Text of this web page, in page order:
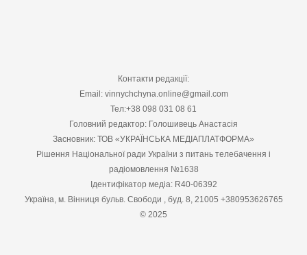
Контакти редакції:
Email: vinnychchyna.online@gmail.com
Тел:+38 098 031 08 61
Головний редактор: Голошивець Анастасія
Засновник: ТОВ «УКРАЇНСЬКА МЕДІАПЛАТФОРМА»
Рішення Національної ради України з питань телебачення і
радіомовлення №1638
Ідентифікатор медіа: R40-06392
Україна, м. Вінниця бульв. Свободи , буд. 8, 21005 +380953626765
© 2025